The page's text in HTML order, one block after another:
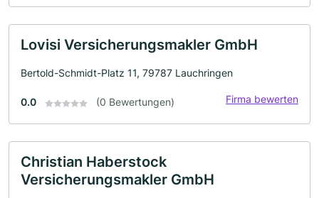
Lovisi Versicherungsmakler GmbH
Bertold-Schmidt-Platz 11, 79787 Lauchringen
0.0 (0 Bewertungen) Firma bewerten
Christian Haberstock
Versicherungsmakler GmbH